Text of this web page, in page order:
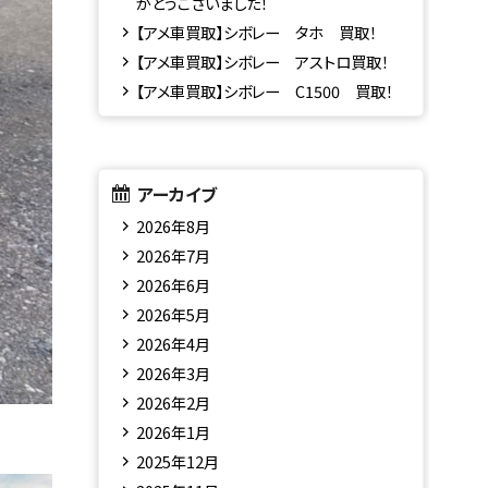
【アメ車買取】シボレー タホ 買取！
【アメ車買取】シボレー アストロ買取！
【アメ車買取】シボレー C1500 買取！
アーカイブ
2026年8月
2026年7月
2026年6月
2026年5月
2026年4月
2026年3月
2026年2月
2026年1月
2025年12月